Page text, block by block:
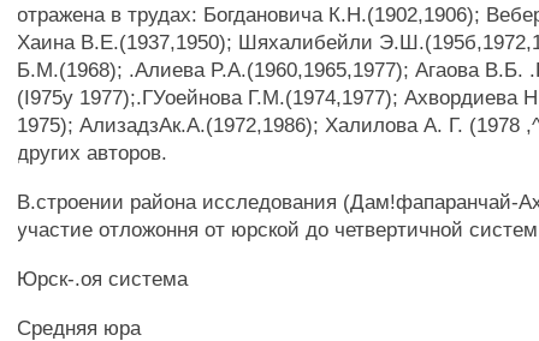
отражена в трудах: Богдановича К.Н.(1902,1906);
Хаина В.Е.(1937,1950); Шяхалибейли
Б.М.(1968); .Алиева P.A.(1960,1965,1977); Агаова В.Б.
(I975y 1977);.ГУоейнова Г.М.(1974,1977); Ахвордиева
1975); АлизадзАк.А.(1972,1986); Халилова А. Г. (1978
других авторов.
В.строении района исследования (Дам!фапаранчай-
участие отложоння от юрской до четвертичной
Юрск-.оя система
Средняя юра